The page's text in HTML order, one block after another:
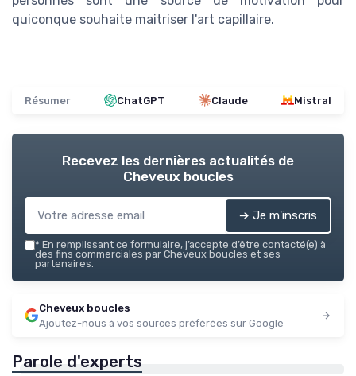
quiconque souhaite maitriser l'art capillaire.
Résumer ChatGPT Claude Mistral
Recevez les dernières actualités de
Cheveux boucles
➔ Je m'inscris
* En remplissant ce formulaire, j’accepte d’être contacté(e) à
des fins commerciales par Cheveux boucles et ses
partenaires.
Cheveux boucles
Ajoutez-nous à vos sources préférées sur Google
Parole d'experts